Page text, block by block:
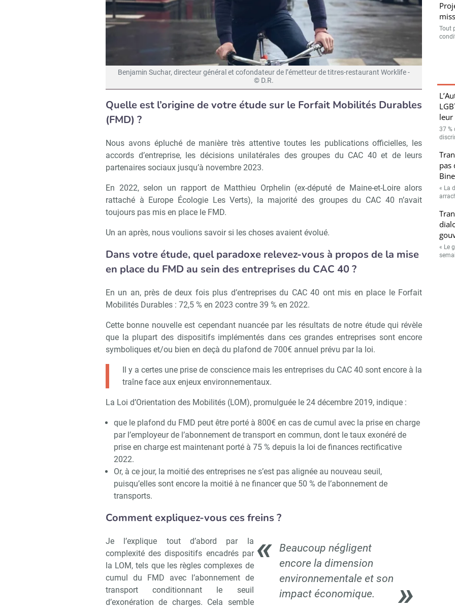
Benjamin Suchar, directeur général et cofondateur de l’émetteur de titres-restaurant Worklife -
© D.R.
Quelle est l’origine de votre étude sur le Forfait Mobilités Durables
(FMD) ?
Nous avons épluché de manière très attentive toutes les publications officielles, les
accords d’entreprise, les décisions unilatérales des groupes du CAC 40 et de leurs
partenaires sociaux jusqu’à novembre 2023.
En 2022, selon un rapport de Matthieu Orphelin (ex-député de Maine-et-Loire alors
rattaché à Europe Écologie Les Verts), la majorité des groupes du CAC 40 n’avait
toujours pas mis en place le FMD.
Un an après, nous voulions savoir si les choses avaient évolué.
Dans votre étude, quel paradoxe relevez-vous à propos de la mise
en place du FMD au sein des entreprises du CAC 40 ?
En un an, près de deux fois plus d’entreprises du CAC 40 ont mis en place le Forfait
Mobilités Durables : 72,5 % en 2023 contre 39 % en 2022.
Cette bonne nouvelle est cependant nuancée par les résultats de notre étude qui révèle
que la plupart des dispositifs implémentés dans ces grandes entreprises sont encore
symboliques et/ou bien en deçà du plafond de 700€ annuel prévu par la loi.
Il y a certes une prise de conscience mais les entreprises du CAC 40 sont encore à la
traîne face aux enjeux environnementaux.
La Loi d’Orientation des Mobilités (LOM), promulguée le 24 décembre 2019, indique :
que le plafond du FMD peut être porté à 800€ en cas de cumul avec la prise en charge
par l’employeur de l’abonnement de transport en commun, dont le taux exonéré de
prise en charge est maintenant porté à 75 % depuis la loi de finances rectificative
2022.
Or, à ce jour, la moitié des entreprises ne s’est pas alignée au nouveau seuil,
puisqu’elles sont encore la moitié à ne financer que 50 % de l’abonnement de
transports.
Comment expliquez-vous ces freins ?
Beaucoup négligent
encore la dimension
environnementale et son
impact économique.
Je l’explique tout d’abord par la
complexité des dispositifs encadrés par
la LOM, tels que les règles complexes de
cumul du FMD avec l’abonnement de
transport conditionnant le seuil
d’exonération de charges. Cela semble
Tout
leur
37 %
pas
« La
« Le